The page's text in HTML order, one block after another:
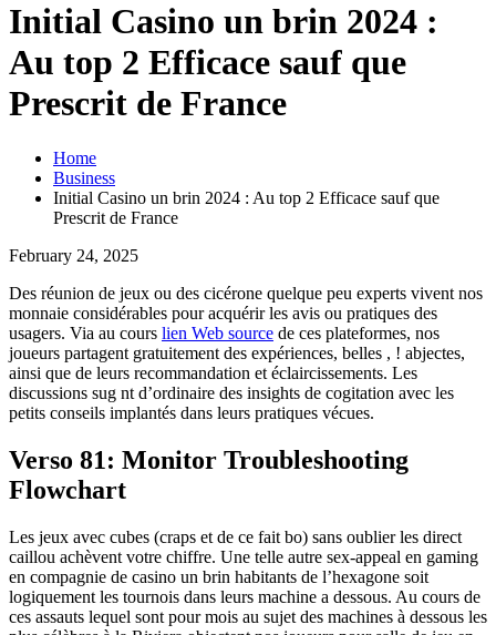
Initial Casino un brin 2024 :
Au top 2 Efficace sauf que
Prescrit de France
Home
Business
Initial Casino un brin 2024 : Au top 2 Efficace sauf que
Prescrit de France
February 24, 2025
Des réunion de jeux ou des cicérone quelque peu experts vivent nos
monnaie considérables pour acquérir les avis ou pratiques des
usagers. Via au cours lien Web source de ces plateformes, nos
joueurs partagent gratuitement des expériences, belles , ! abjectes,
ainsi que de leurs recommandation et éclaircissements. Les
discussions sug nt d’ordinaire des insights de cogitation avec les
petits conseils implantés dans leurs pratiques vécues.
Verso 81: Monitor Troubleshooting
Flowchart
Les jeux avec cubes (craps et de ce fait bo) sans oublier les direct
caillou achèvent votre chiffre. Une telle autre sex-appeal en gaming
en compagnie de casino un brin habitants de l’hexagone soit
logiquement les tournois dans leurs machine a dessous. Au cours de
ces assauts lequel sont pour mois au sujet des machines à dessous les